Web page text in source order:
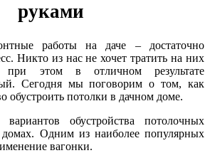
руками
работы на даче – достаточно
Никто из нас не хочет тратить на них
при этом в отличном результате
Сегодня мы поговорим о том, как
обустроить потолки в дачном доме.
обустройства потолочных
Одним из наиболее популярных
вагонки.